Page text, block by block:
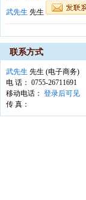
武先生 先生
联系方式
武先生 先生 (电子商务)
电 话： 0755-26711691
移动电话： 登录后可见
传 真：